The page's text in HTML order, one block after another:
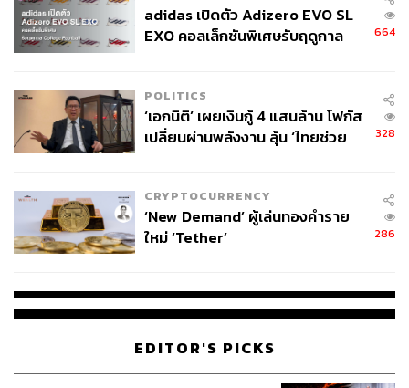
adidas เปิดตัว Adizero EVO SL
EXO คอลเล็กชันพิเศษรับฤดูกาล
664
POLITICS
‘เอกนิติ’ เผยเงินกู้ 4 แสนล้าน โฟกัส
เปลี่ยนผ่านพลังงาน ลุ้น ‘ไทยช่วย
328
CRYPTOCURRENCY
‘New Demand’ ผู้เล่นทองคำราย
ใหม่ ‘Tether’
286
EDITOR'S PICKS